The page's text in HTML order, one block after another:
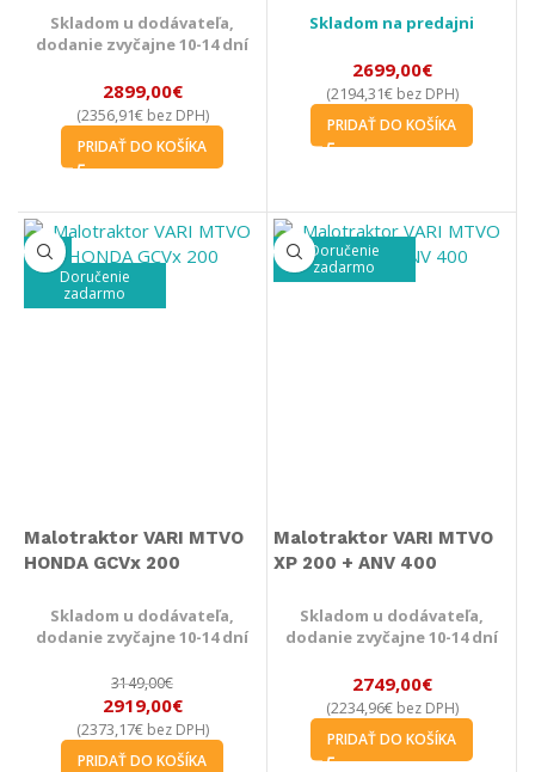
Skladom u dodávateľa,
dodanie zvyčajne 10-14 dní
2899,00€
(2356,91€bez DPH)
PRIDAŤ DO KOŠÍKA
Skladom na predajni
2699,00€
(2194,31€bez DPH)
PRIDAŤ DO KOŠÍKA
-7%
Doručenie
zadarmo
Malotraktor VARI MTVO
HONDA GCVx 200
Skladom u dodávateľa,
dodanie zvyčajne 10-14 dní
3149,00€
2919,00€
(2373,17€bez DPH)
PRIDAŤ DO KOŠÍKA
Doručenie
zadarmo
Malotraktor VARI MTVO
XP 200 + ANV 400
Skladom u dodávateľa,
dodanie zvyčajne 10-14 dní
2749,00€
(2234,96€bez DPH)
PRIDAŤ DO KOŠÍKA